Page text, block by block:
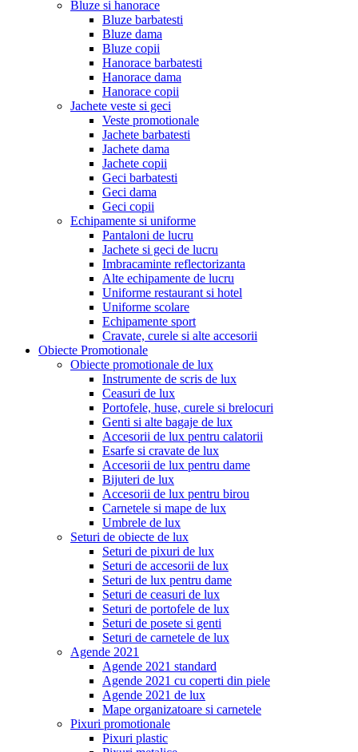
Bluze si hanorace
Bluze barbatesti
Bluze dama
Bluze copii
Hanorace barbatesti
Hanorace dama
Hanorace copii
Jachete veste si geci
Veste promotionale
Jachete barbatesti
Jachete dama
Jachete copii
Geci barbatesti
Geci dama
Geci copii
Echipamente si uniforme
Pantaloni de lucru
Jachete si geci de lucru
Imbracaminte reflectorizanta
Alte echipamente de lucru
Uniforme restaurant si hotel
Uniforme scolare
Echipamente sport
Cravate, curele si alte accesorii
Obiecte Promotionale
Obiecte promotionale de lux
Instrumente de scris de lux
Ceasuri de lux
Portofele, huse, curele si brelocuri
Genti si alte bagaje de lux
Accesorii de lux pentru calatorii
Esarfe si cravate de lux
Accesorii de lux pentru dame
Bijuteri de lux
Accesorii de lux pentru birou
Carnetele si mape de lux
Umbrele de lux
Seturi de obiecte de lux
Seturi de pixuri de lux
Seturi de accesorii de lux
Seturi de lux pentru dame
Seturi de ceasuri de lux
Seturi de portofele de lux
Seturi de posete si genti
Seturi de carnetele de lux
Agende 2021
Agende 2021 standard
Agende 2021 cu coperti din piele
Agende 2021 de lux
Mape organizatoare si carnetele
Pixuri promotionale
Pixuri plastic